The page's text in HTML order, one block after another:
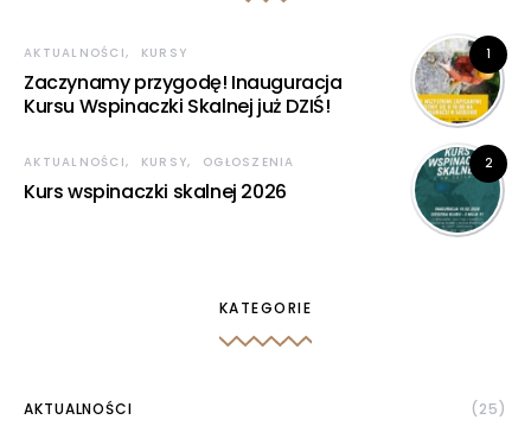
1
AKTUALNOŚCI KURSY
Zaczynamy przygodę! Inauguracja
Kursu Wspinaczki Skalnej już DZIŚ!
2
AKTUALNOŚCI KURSY OGŁOSZENIA
Kurs wspinaczki skalnej 2026
KATEGORIE
AKTUALNOŚCI (25)
najlepiej podczas
twojego
przejścia na nią.
niektóre funkcje
znikną ze strony
Marketing
zainteresowania i